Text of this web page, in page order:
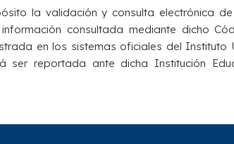
la validación y consulta electrónica
consultada mediante dicho
en los sistemas oficiales del Instituto
ser reportada ante dicha Institución